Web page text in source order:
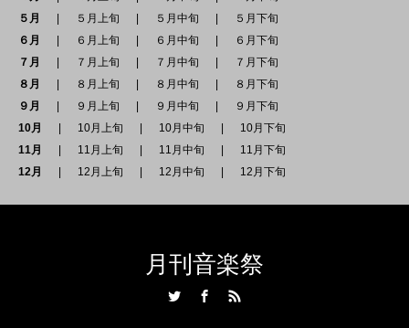
５月
５月上旬 ５月中旬
５月下旬
６月
６月上旬 ６月中旬
６月下旬
７月
７月上旬 ７月中旬
７月下旬
８月
８月上旬 ８月中旬
８月下旬
９月
９月上旬 ９月中旬
９月下旬
10月
10月上旬 10月中旬
10月下旬
11月
11月上旬 11月中旬
11月下旬
12月
12月上旬 12月中旬 12月下旬
月刊音楽祭